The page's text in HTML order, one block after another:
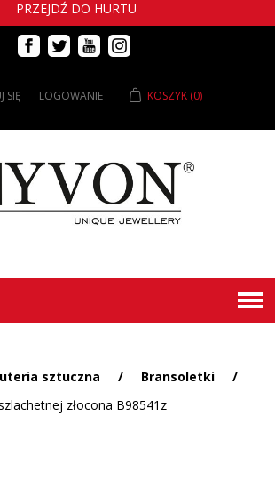
PRZEJDŹ DO HURTU
SIĘ LOGOWANIE KOSZYK (0)
sztuczna / Bransoletki
/
złocona B98541z